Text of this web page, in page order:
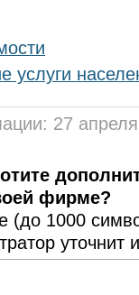
услуги
27
фирме?
(до 1000